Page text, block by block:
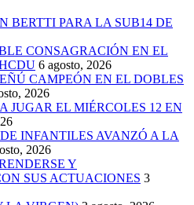
BERTTI PARA LA SUB14 DE
CONSAGRACIÓN EN EL
6 agosto, 2026
CAMPEÓN EN EL DOBLES
2026
JUGAR EL MIÉRCOLES 12 EN
INFANTILES AVANZÓ A LA
2026
Y
SUS ACTUACIONES 3